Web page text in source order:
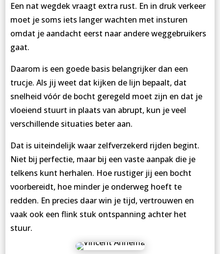
Een nat wegdek vraagt extra rust. En in druk verkeer
moet je soms iets langer wachten met insturen
omdat je aandacht eerst naar andere weggebruikers
gaat.
Daarom is een goede basis belangrijker dan een
trucje. Als jij weet dat kijken de lijn bepaalt, dat
snelheid vóór de bocht geregeld moet zijn en dat je
vloeiend stuurt in plaats van abrupt, kun je veel
verschillende situaties beter aan.
Dat is uiteindelijk waar zelfverzekerd rijden begint.
Niet bij perfectie, maar bij een vaste aanpak die je
telkens kunt herhalen. Hoe rustiger jij een bocht
voorbereidt, hoe minder je onderweg hoeft te
redden. En precies daar win je tijd, vertrouwen en
vaak ook een flink stuk ontspanning achter het
stuur.